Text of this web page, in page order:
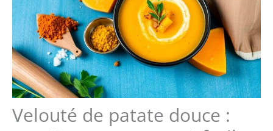
Velouté de patate douce :